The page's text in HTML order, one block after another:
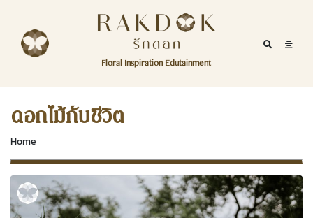
RakDok (รักดอก)
Floral Inspiration Edutainment
Mobile
RakDok
Menu
MAGAZINE
EDUTAINMENT
RAKDOK
MARKET
ดอกไม้กับชีวิต
Home